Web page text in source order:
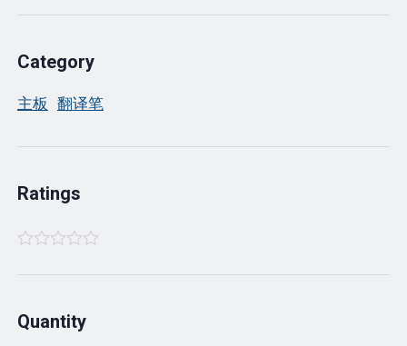
Category
主板 翻译笔
Ratings
Quantity